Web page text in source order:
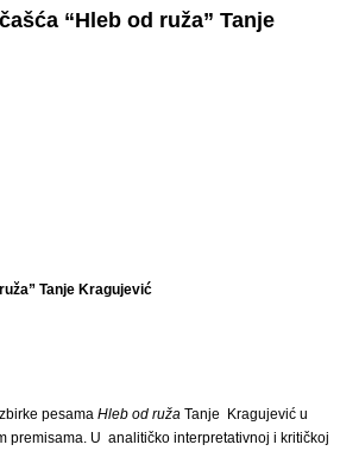
“Hleb od ruža” Tanje
Tanje Kragujević
pesama Hleb od ruža Tanje Kragujević u
premisama. U analitičko interpretativnoj i kritičkoj